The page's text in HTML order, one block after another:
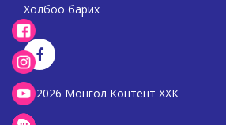
Холбоо барих
2026 Монгол Контент ХХК